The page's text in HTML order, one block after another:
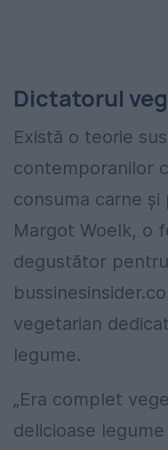
Dictatorul
Există o teorie
contemporanilor
consuma carne
Margot Woelk, o
degustător
vegetarian
legume.
„Era complet
delicioase